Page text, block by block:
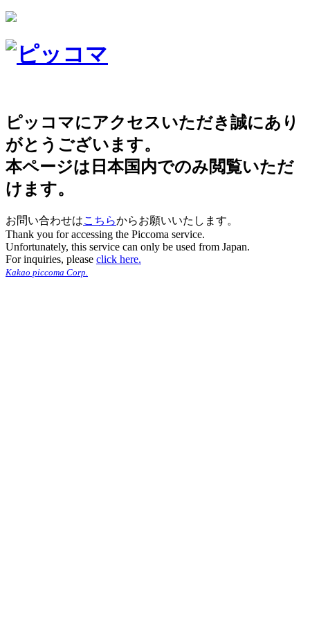
ピッコマにアクセスいただき誠にあり
がとうございます。
本ページは日本国内でのみ閲覧いただ
けます。
お問い合わせはこちらからお願いいたします。
Thank you for accessing the Piccoma service.
Unfortunately, this service can only be used from Japan.
For inquiries, please click here.
Kakao piccoma Corp.